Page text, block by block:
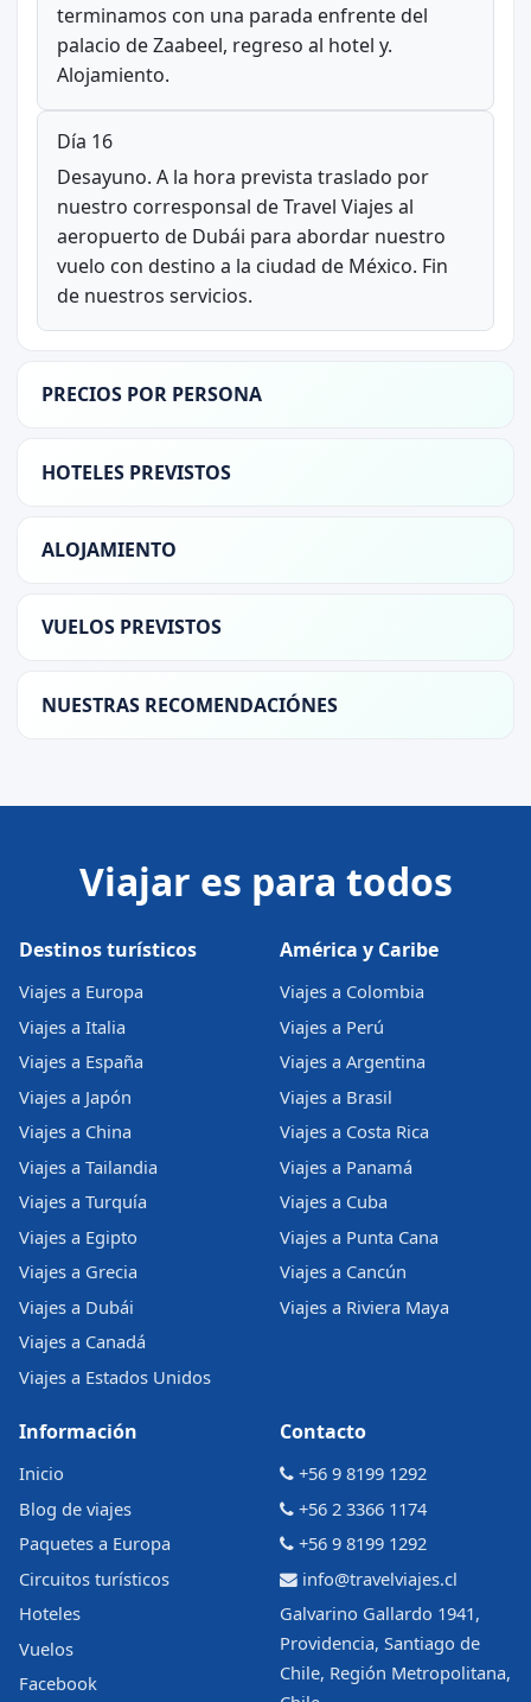
terminamos con una parada enfrente del
palacio de Zaabeel, regreso al hotel y.
Alojamiento.
Día 16
Desayuno. A la hora prevista traslado por
nuestro corresponsal de Travel Viajes al
aeropuerto de Dubái para abordar nuestro
vuelo con destino a la ciudad de México. Fin
de nuestros servicios.
PRECIOS POR PERSONA
HOTELES PREVISTOS
ALOJAMIENTO
VUELOS PREVISTOS
NUESTRAS RECOMENDACIÓNES
Viajar es para todos
Destinos turísticos
Viajes a Europa
Viajes a Italia
Viajes a España
Viajes a Japón
Viajes a China
Viajes a Tailandia
Viajes a Turquía
Viajes a Egipto
Viajes a Grecia
Viajes a Dubái
Viajes a Canadá
Viajes a Estados Unidos
América y Caribe
Viajes a Colombia
Viajes a Perú
Viajes a Argentina
Viajes a Brasil
Viajes a Costa Rica
Viajes a Panamá
Viajes a Cuba
Viajes a Punta Cana
Viajes a Cancún
Viajes a Riviera Maya
Información
Inicio
Blog de viajes
Paquetes a Europa
Circuitos turísticos
Hoteles
Vuelos
Facebook
Contacto
+56 9 8199 1292
+56 2 3366 1174
+56 9 8199 1292
info@travelviajes.cl
Galvarino Gallardo 1941,
Providencia, Santiago de
Chile, Región Metropolitana,